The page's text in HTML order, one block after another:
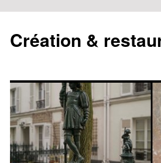
Création &